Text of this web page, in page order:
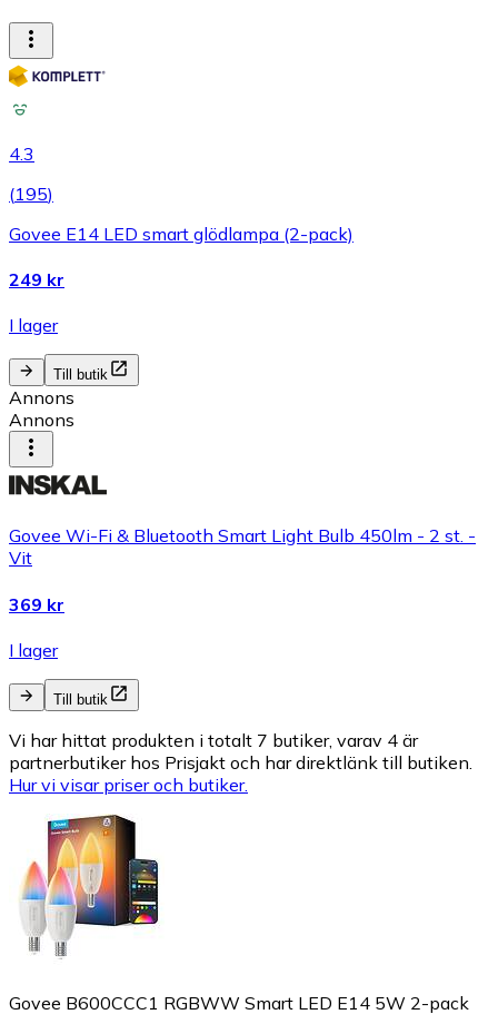
4.3
(195)
Govee E14 LED smart glödlampa (2-pack)
249 kr
I lager
Till butik
Annons
Annons
Govee Wi-Fi & Bluetooth Smart Light Bulb 450lm - 2 st. -
Vit
369 kr
I lager
Till butik
Vi har hittat produkten i totalt 7 butiker, varav 4 är
partnerbutiker hos Prisjakt och har direktlänk till butiken.
Hur vi visar priser och butiker.
Govee B600CCC1 RGBWW Smart LED E14 5W 2-pack